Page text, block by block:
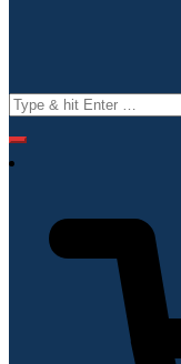
Search
for: